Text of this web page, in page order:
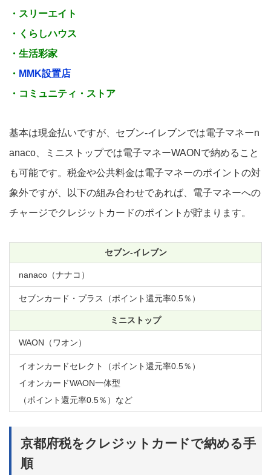
・スリーエイト
・くらしハウス
・生活彩家
・ MMK設置店
・コミュニティ・ストア
基本は現金払いですが、セブン-イレブンでは電子マネーn
anaco、ミニストップでは電子マネーWAONで納めること
も可能です。税金や公共料金は電子マネーのポイントの対
象外ですが、以下の組み合わせであれば、電子マネーへの
チャージでクレジットカードのポイントが貯まります。
セブン-イレブン
nanaco（ナナコ）
セブンカード・プラス（ポイント還元率0.5％）
ミニストップ
WAON（ワオン）
イオンカードセレクト（ポイント還元率0.5％）
イオンカードWAON一体型
（ポイント還元率0.5％）など
京都府税をクレジットカードで納める手
順